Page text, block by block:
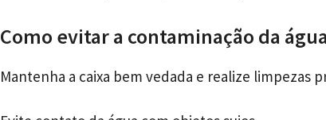
Como evitar a contaminação da
Mantenha a caixa bem vedada e realize limpezas